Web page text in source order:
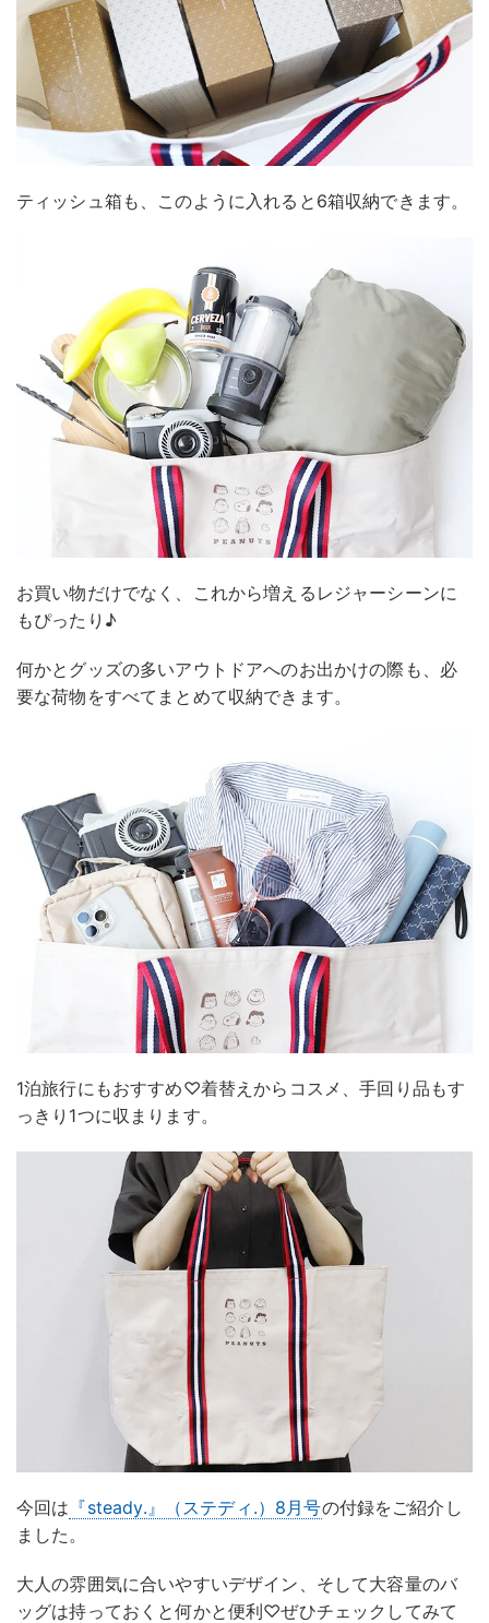
ティッシュ箱も、このように入れると6箱収納できます。
お買い物だけでなく、これから増えるレジャーシーンに
もぴったり♪
何かとグッズの多いアウトドアへのお出かけの際も、必
要な荷物をすべてまとめて収納できます。
1泊旅行にもおすすめ♡着替えからコスメ、手回り品もす
っきり1つに収まります。
今回は 『steady.』（ステディ.）8月号の付録をご紹介し
ました。
大人の雰囲気に合いやすいデザイン、そして大容量のバ
ッグは持っておくと何かと便利♡ぜひチェックしてみて